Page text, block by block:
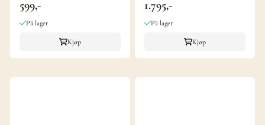
599,-
På lager
Kjøp
1.795,-
På lager
Kjøp